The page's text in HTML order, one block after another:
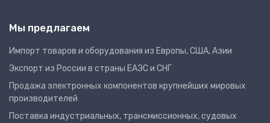
Мы предлагаем
Импорт товаров и оборудования из Европы, США, Азии
Экспорт из России в страны ЕАЭС и СНГ
Продажа электронных компонентов крупнейших мировых
производителей
Поставка индустриальных, трансмиссионных, судовых